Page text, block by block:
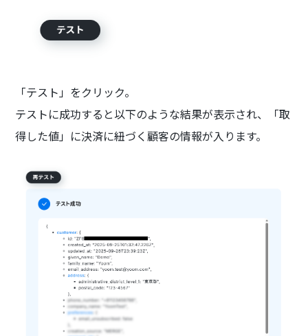
「テスト」をクリック。
テストに成功すると以下のような結果が表示され、「取
得した値」に決済に紐づく顧客の情報が入ります。